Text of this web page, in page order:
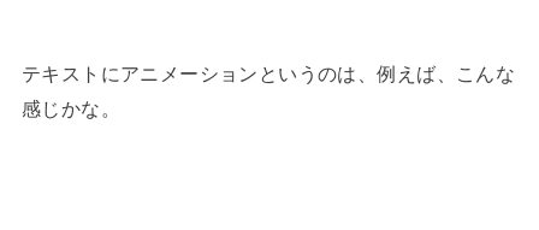
テキストにアニメーションというのは、例えば、こんな
感じかな。